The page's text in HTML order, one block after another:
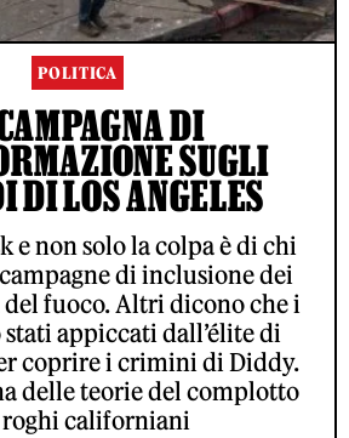
POLITICA
DI
SUGLI
DI LOS ANGELES
e non solo la colpa è di chi
di inclusione dei
fuoco. Altri dicono che i
appiccati dall’élite di
coprire i crimini di Diddy.
delle teorie del complotto
californiani